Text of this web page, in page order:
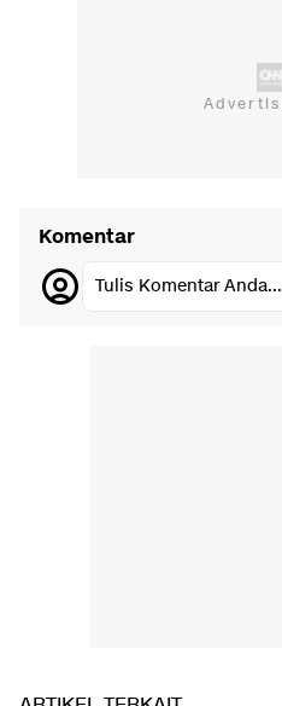
Komentar
Tulis Komentar Anda...